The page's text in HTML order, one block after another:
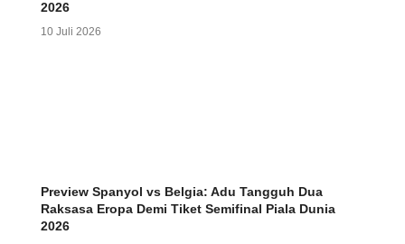
2026
10 Juli 2026
Preview Spanyol vs Belgia: Adu Tangguh Dua
Raksasa Eropa Demi Tiket Semifinal Piala Dunia
2026